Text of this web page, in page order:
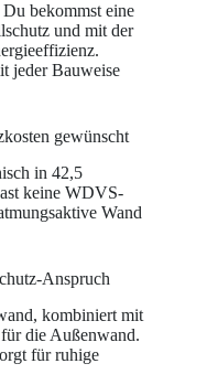
bekommst eine
und mit der
jeder Bauweise
gewünscht
in 42,5
keine WDVS-
Wand
Anspruch
kombiniert mit
die Außenwand.
für ruhige